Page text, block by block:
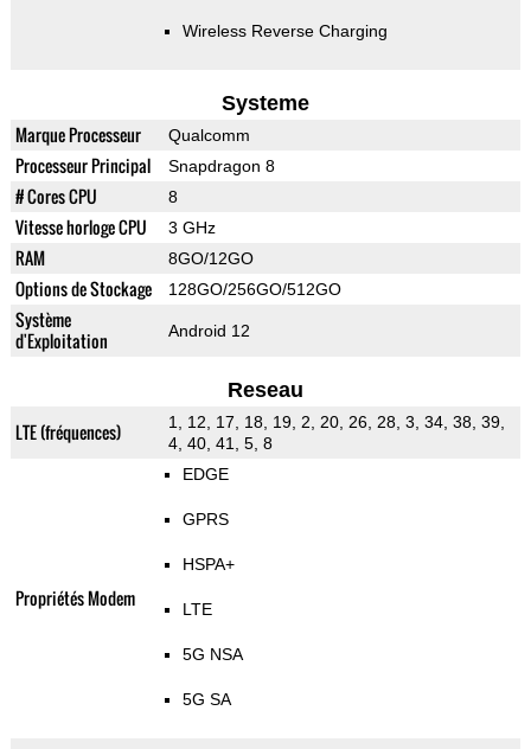
Wireless Reverse Charging
Systeme
Marque Processeur Qualcomm
Processeur Principal Snapdragon 8
# Cores CPU 8
Vitesse horloge CPU 3 GHz
RAM 8GO/12GO
Options de Stockage 128GO/256GO/512GO
Système
d'Exploitation
Android 12
Reseau
LTE (fréquences)
1, 12, 17, 18, 19, 2, 20, 26, 28, 3, 34, 38, 39,
4, 40, 41, 5, 8
Propriétés Modem
EDGE
GPRS
HSPA+
LTE
5G NSA
5G SA